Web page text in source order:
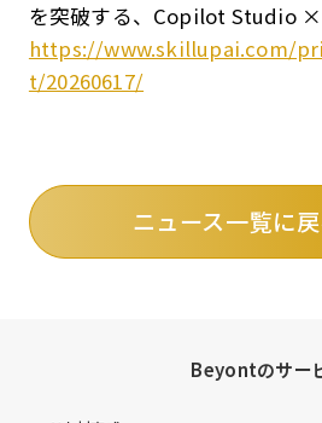
を突破する、Copilot Studio
https://www.skillupai.com/
t/20260617/
ニュース一覧に
Beyontのサー